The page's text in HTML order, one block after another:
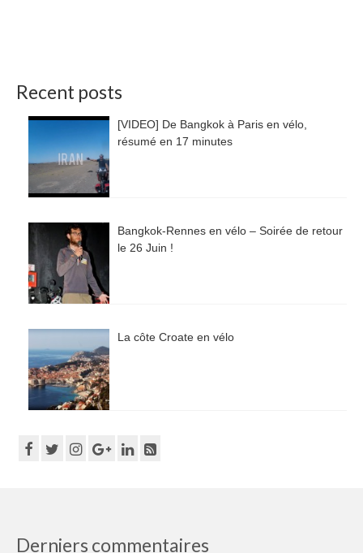
Recent posts
[VIDEO] De Bangkok à Paris en vélo,
résumé en 17 minutes
Bangkok-Rennes en vélo – Soirée de retour
le 26 Juin !
La côte Croate en vélo
Derniers commentaires